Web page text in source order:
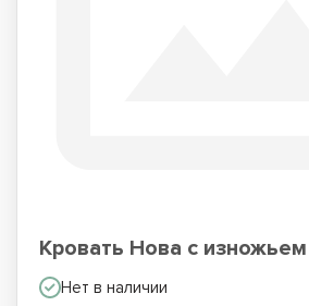
Кровать Нова с изножьем
Нет в наличии